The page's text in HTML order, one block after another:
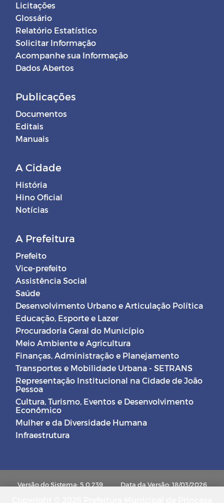
Licitações
Glossário
Relatório Estatístico
Solicitar Informação
Acompanhe sua Informação
Dados Abertos
Publicações
Documentos
Editais
Manuais
A Cidade
História
Hino Oficial
Notícias
A Prefeitura
Prefeito
Vice-prefeito
Assistência Social
Saúde
Desenvolvimento Urbano e Articulação Política
Educação, Esporte e Lazer
Procuradoria Geral do Município
Meio Ambiente e Agricultura
Finanças, Administração e Planejamento
Transportes e Mobilidade Urbana - SETRANS
Representação Institucional na Cidade de João
Pessoa
Cultura, Turismo, Eventos e Desenvolvimento
Econômico
Mulher e da Diversidade Humana
Infraestrutura
Versão do Sistema: 5.0.239 Data da Versão: 18/03/2026